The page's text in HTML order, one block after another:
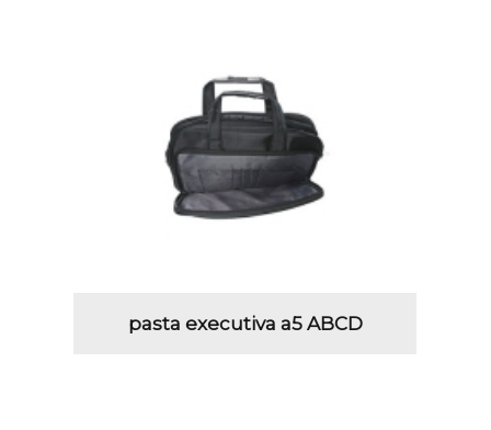
pasta executiva a5 ABCD